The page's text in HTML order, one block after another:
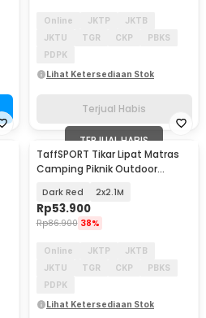
Online JKTP
JKTB
JKTU
TGR CKP
PBKS
PDPK
Lihat Ketersediaan Stok
Terjual Habis
TERJUAL HABIS
TaffSPORT Tikar Lipat Matras
Camping Piknik Outdoor
Dark Red 2x2.1M
Rp53.900
Rp86.900 38%
Online JKTP
JKTB
JKTU
TGR CKP
PBKS
PDPK
Lihat Ketersediaan Stok